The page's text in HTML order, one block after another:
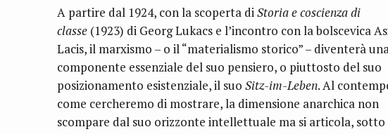
A partire dal 1924, con la scoperta diStoria e coscienza di
classe (1923) di Georg Lukacs e l’incontro con la bolscevica
Lacis, il marxismo – o il “materialismo storico” – diventerà
componente essenziale del suo pensiero, o piuttosto del suo
posizionamento esistenziale, il suo Sitz-im-Leben. Al
come cercheremo di mostrare, la dimensione anarchica non
scompare dal suo orizzonte intellettuale ma si articola, sotto